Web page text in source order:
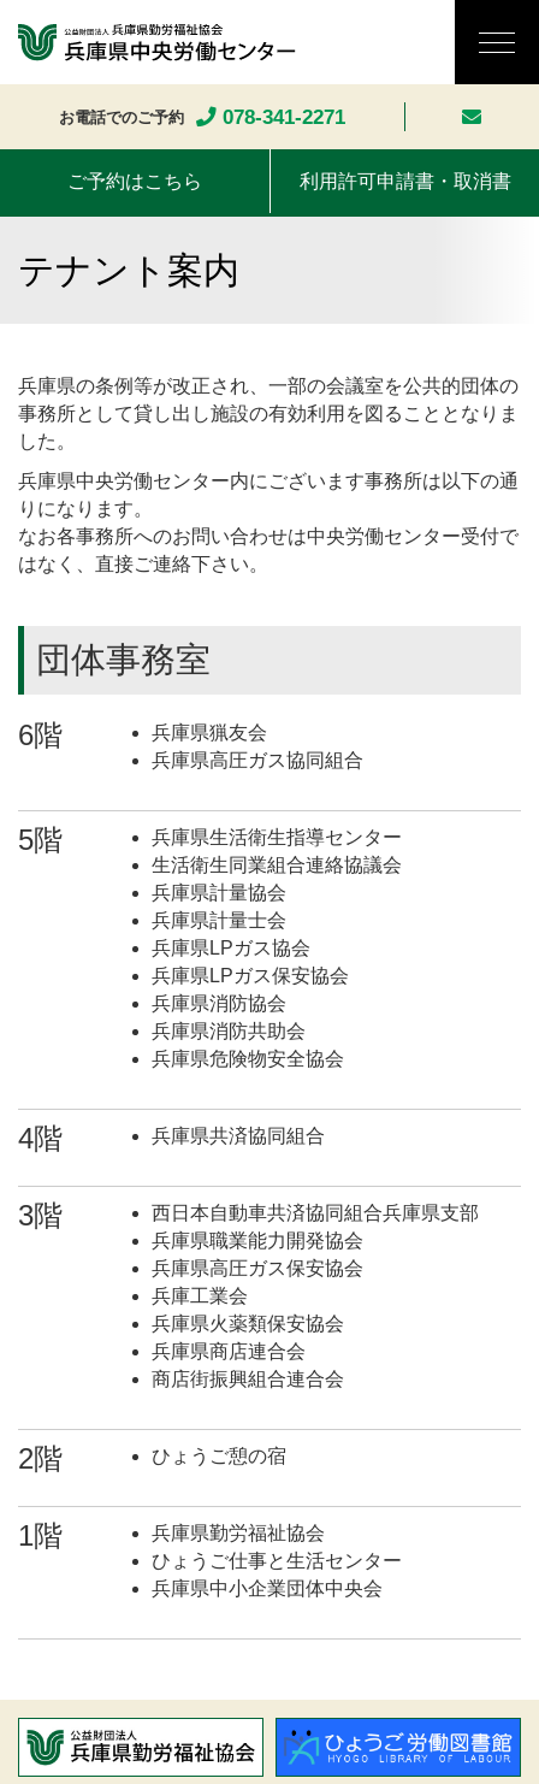
お電話でのご予約 078-341-2271
ご予約はこちら 利用許可申請書・取消書
テナント案内
兵庫県の条例等が改正され、一部の会議室を公共的団体の
事務所として貸し出し施設の有効利用を図ることとなりま
した。
兵庫県中央労働センター内にございます事務所は以下の通
りになります。
なお各事務所へのお問い合わせは中央労働センター受付で
はなく、直接ご連絡下さい。
団体事務室
6階
兵庫県猟友会
兵庫県高圧ガス協同組合
5階
兵庫県生活衛生指導センター
生活衛生同業組合連絡協議会
兵庫県計量協会
兵庫県計量士会
兵庫県LPガス協会
兵庫県LPガス保安協会
兵庫県消防協会
兵庫県消防共助会
兵庫県危険物安全協会
4階 兵庫県共済協同組合
3階
西日本自動車共済協同組合兵庫県支部
兵庫県職業能力開発協会
兵庫県高圧ガス保安協会
兵庫工業会
兵庫県火薬類保安協会
兵庫県商店連合会
商店街振興組合連合会
2階 ひょうご憩の宿
1階
兵庫県勤労福祉協会
ひょうご仕事と生活センター
兵庫県中小企業団体中央会